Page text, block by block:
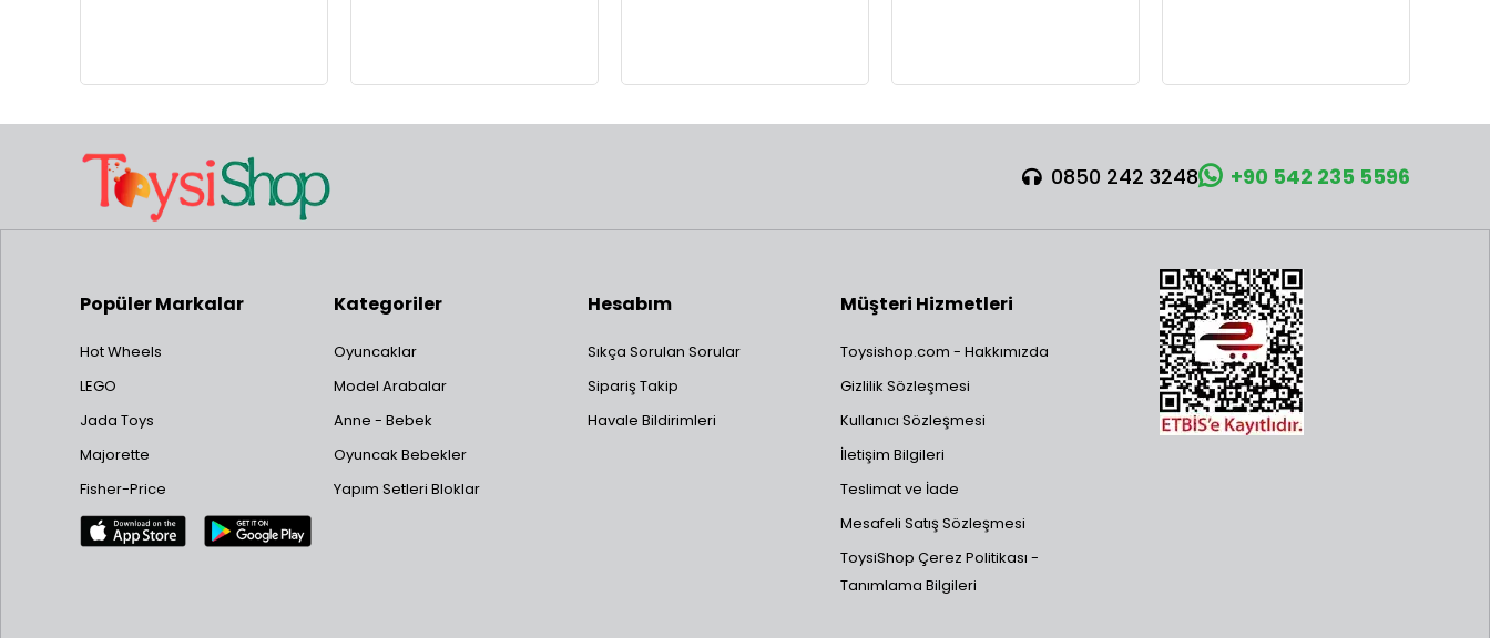
0850 242 3248 +90 542 235 5596
Popüler Markalar
Hot Wheels
LEGO
Jada Toys
Majorette
Fisher-Price
Kategoriler
Oyuncaklar
Model Arabalar
Anne - Bebek
Oyuncak Bebekler
Yapım Setleri Bloklar
Hesabım
Sıkça Sorulan Sorular
Sipariş Takip
Havale Bildirimleri
Müşteri Hizmetleri
Toysishop.com - Hakkımızda
Gizlilik Sözleşmesi
Kullanıcı Sözleşmesi
İletişim Bilgileri
Teslimat ve İade
Mesafeli Satış Sözleşmesi
ToysiShop Çerez Politikası -
Tanımlama Bilgileri